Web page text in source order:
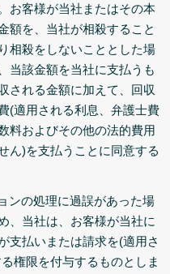
お客様が当社またはその本
額を、当社が相殺すること
相殺をしないこととした場
当該金額を当社に支払うも
される金額に加えて、回収
(適用される利息、弁護士費
料およびその他の法的費用
ん)を支払うことに同意する
ンの処理に過誤があった場
、当社は、お客様が当社に
支払いまたは請求を(適用さ
権限を付与するものとしま